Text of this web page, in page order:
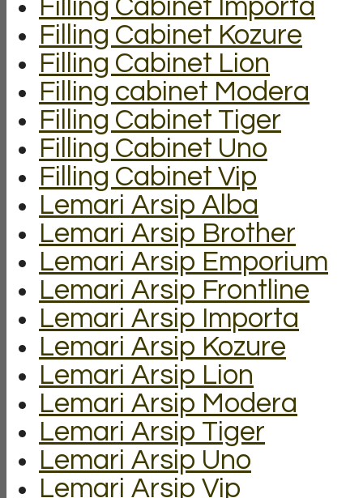
Filling Cabinet Importa
Filling Cabinet Kozure
Filling Cabinet Lion
Filling cabinet Modera
Filling Cabinet Tiger
Filling Cabinet Uno
Filling Cabinet Vip
Lemari Arsip Alba
Lemari Arsip Brother
Lemari Arsip Emporium
Lemari Arsip Frontline
Lemari Arsip Importa
Lemari Arsip Kozure
Lemari Arsip Lion
Lemari Arsip Modera
Lemari Arsip Tiger
Lemari Arsip Uno
Lemari Arsip Vip